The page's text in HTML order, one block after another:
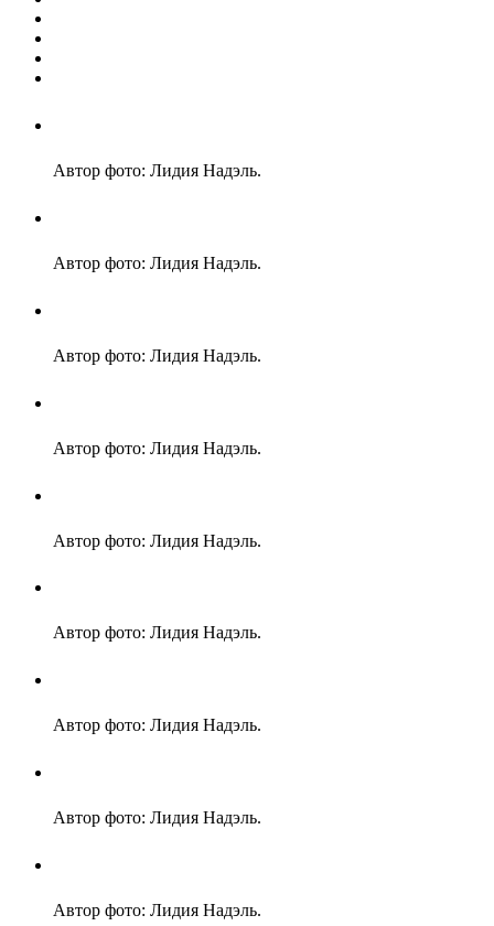
Автор фото: Лидия Надэль.
Автор фото: Лидия Надэль.
Автор фото: Лидия Надэль.
Автор фото: Лидия Надэль.
Автор фото: Лидия Надэль.
Автор фото: Лидия Надэль.
Автор фото: Лидия Надэль.
Автор фото: Лидия Надэль.
Автор фото: Лидия Надэль.